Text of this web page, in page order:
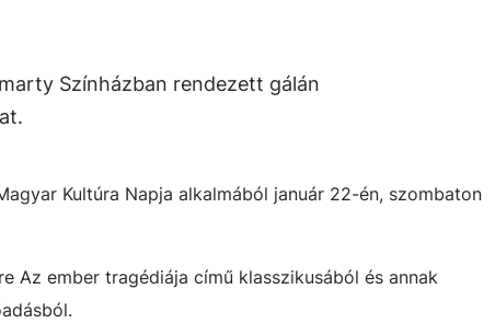
Színházban rendezett gálán
Kultúra Napja alkalmából január 22-én, szombaton
Az ember tragédiája című klasszikusából és annak